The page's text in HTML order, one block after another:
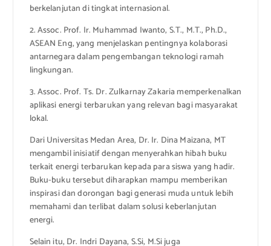
berkelanjutan di tingkat internasional.
2. Assoc. Prof. Ir. Muhammad Iwanto, S.T., M.T., Ph.D.,
ASEAN Eng, yang menjelaskan pentingnya kolaborasi
antarnegara dalam pengembangan teknologi ramah
lingkungan.
3. Assoc. Prof. Ts. Dr. Zulkarnay Zakaria memperkenalkan
aplikasi energi terbarukan yang relevan bagi masyarakat
lokal.
Dari Universitas Medan Area, Dr. Ir. Dina Maizana, MT
mengambil inisiatif dengan menyerahkan hibah buku
terkait energi terbarukan kepada para siswa yang hadir.
Buku-buku tersebut diharapkan mampu memberikan
inspirasi dan dorongan bagi generasi muda untuk lebih
memahami dan terlibat dalam solusi keberlanjutan
energi.
Selain itu, Dr. Indri Dayana, S.Si, M.Si juga